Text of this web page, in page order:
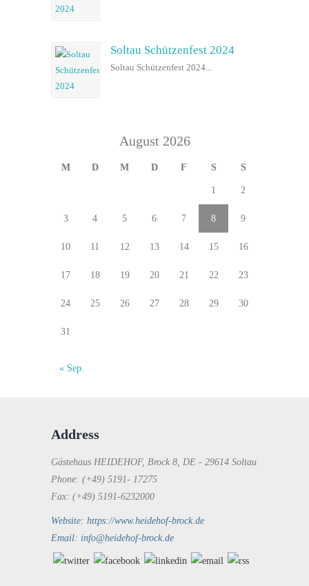
Soltau Schützenfest 2024
Soltau Schützenfest 2024...
August 2026
M D M D F S S
1 2
3 4 5 6 7 8 9
10 11 12 13 14 15 16
17 18 19 20 21 22 23
24 25 26 27 28 29 30
31
« Sep.
Address
Gästehaus HEIDEHOF, Brock 8, DE - 29614 Soltau
Phone: (+49) 5191- 17275
Fax: (+49) 5191-6232000
Website: https://www.heidehof-brock.de
Email: info@heidehof-brock.de